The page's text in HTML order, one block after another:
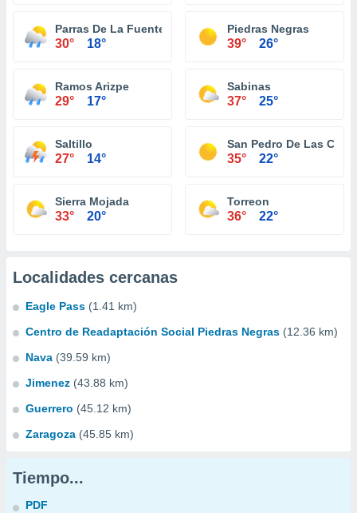
Parras De La Fuente
30° 18°
Piedras Negras
39° 26°
Ramos Arizpe
29° 17°
Sabinas
37° 25°
Saltillo
27° 14°
San Pedro De Las
35° 22°
Sierra Mojada
33° 20°
Torreon
36° 22°
Localidades cercanas
Eagle Pass (1.41 km)
Centro de Readaptación Social Piedras Negras (12.36 km)
Nava (39.59 km)
Jimenez (43.88 km)
Guerrero (45.12 km)
Zaragoza (45.85 km)
Tiempo...
PDF